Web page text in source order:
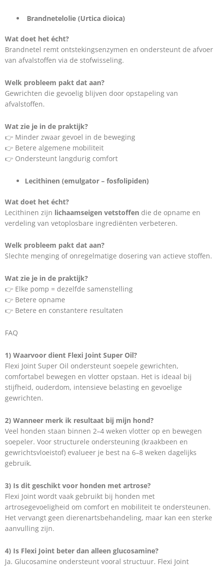
Brandnetelolie (Urtica dioica)
Wat doet het écht?
Brandnetel remt ontstekingsenzymen en ondersteunt de afvoer
van afvalstoffen via de stofwisseling.
Welk probleem pakt dat aan?
Gewrichten die gevoelig blijven door opstapeling van
afvalstoffen.
Wat zie je in de praktijk?
👉 Minder zwaar gevoel in de beweging
👉 Betere algemene mobiliteit
👉 Ondersteunt langdurig comfort
Lecithinen (emulgator – fosfolipiden)
Wat doet het écht?
Lecithinen zijn lichaamseigen vetstoffen die de opname en
verdeling van vetoplosbare ingrediënten verbeteren.
Welk probleem pakt dat aan?
Slechte menging of onregelmatige dosering van actieve stoffen.
Wat zie je in de praktijk?
👉 Elke pomp = dezelfde samenstelling
👉 Betere opname
👉 Betere en constantere resultaten
FAQ
1) Waarvoor dient Flexi Joint Super Oil?
Flexi Joint Super Oil ondersteunt soepele gewrichten,
comfortabel bewegen en vlotter opstaan. Het is ideaal bij
stijfheid, ouderdom, intensieve belasting en gevoelige
gewrichten.
2) Wanneer merk ik resultaat bij mijn hond?
Veel honden staan binnen 2–4 weken vlotter op en bewegen
soepeler. Voor structurele ondersteuning (kraakbeen en
gewrichtsvloeistof) evalueer je best na 6–8 weken dagelijks
gebruik.
3) Is dit geschikt voor honden met artrose?
Flexi Joint wordt vaak gebruikt bij honden met
artrosegevoeligheid om comfort en mobiliteit te ondersteunen.
Het vervangt geen dierenartsbehandeling, maar kan een sterke
aanvulling zijn.
4) Is Flexi Joint beter dan alleen glucosamine?
Ja. Glucosamine ondersteunt vooral structuur. Flexi Joint